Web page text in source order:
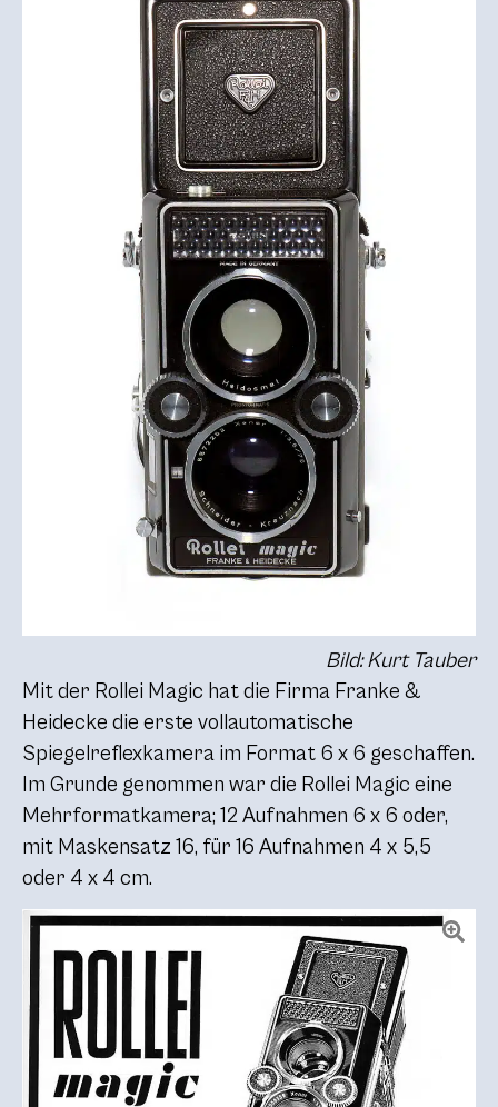
Bild: Kurt Tauber
Mit der Rollei Magic hat die Firma Franke &
Heidecke die erste vollautomatische
Spiegelreflexkamera im Format 6 x 6 geschaffen.
Im Grunde genommen war die Rollei Magic eine
Mehrformatkamera; 12 Aufnahmen 6 x 6 oder,
mit Maskensatz 16, für 16 Aufnahmen 4 x 5,5
oder 4 x 4 cm.